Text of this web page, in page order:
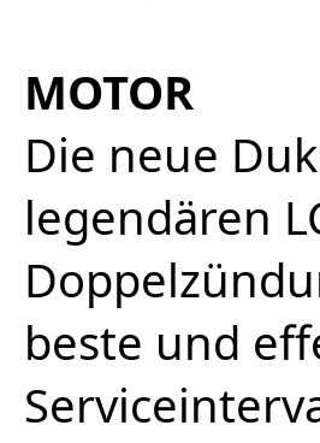
MOTOR
Die neue
legendären
beste und